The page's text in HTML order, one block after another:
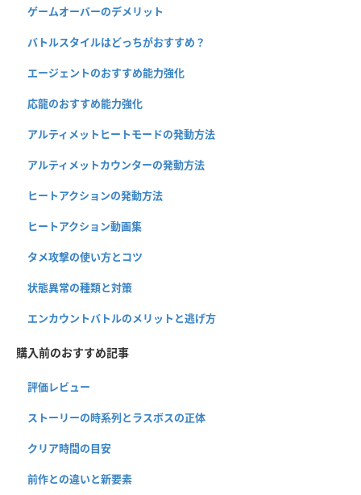
ゲームオーバーのデメリット
バトルスタイルはどっちがおすすめ？
エージェントのおすすめ能力強化
応龍のおすすめ能力強化
アルティメットヒートモードの発動方法
アルティメットカウンターの発動方法
ヒートアクションの発動方法
ヒートアクション動画集
タメ攻撃の使い方とコツ
状態異常の種類と対策
エンカウントバトルのメリットと逃げ方
購入前のおすすめ記事
評価レビュー
ストーリーの時系列とラスボスの正体
クリア時間の目安
前作との違いと新要素